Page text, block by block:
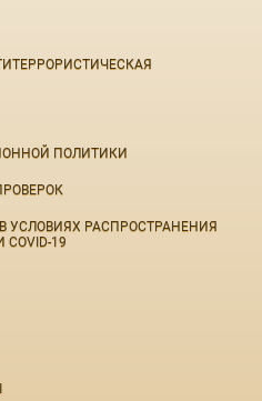
ПОЛИТИКИ
УСЛОВИЯХ РАСПРОСТРАНЕНИЯ
19